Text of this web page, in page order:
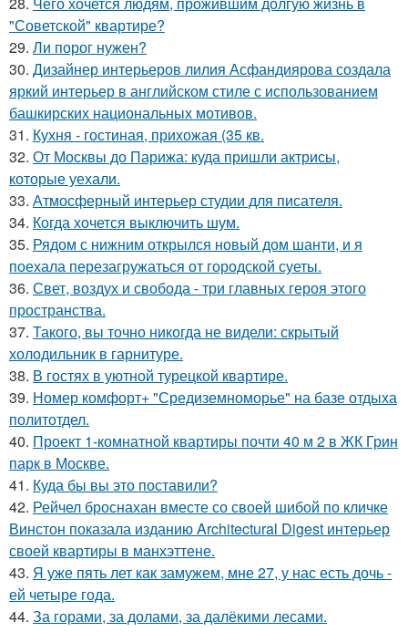
"Советской" квартире?
29. Ли порог нужен?
30. Дизайнер интерьеров лилия Асфандиярова создала
яркий интерьер в английском стиле с использованием
башкирских национальных мотивов.
31. Кухня - гостиная, прихожая (35 кв.
32. От Москвы до Парижа: куда пришли актрисы,
которые уехали.
33. Атмосферный интерьер студии для писателя.
34. Когда хочется выключить шум.
35. Рядом с нижним открылся новый дом шанти, и я
поехала перезагружаться от городской суеты.
36. Свет, воздух и свобода - три главных героя этого
пространства.
37. Такого, вы точно никогда не видели: скрытый
холодильник в гарнитуре.
38. В гостях в уютной турецкой квартире.
39. Номер комфорт+ "Средиземноморье" на базе отдыха
политотдел.
40. Проект 1-комнатной квартиры почти 40 м 2 в ЖК Грин
парк в Москве.
41. Куда бы вы это поставили?
42. Рейчел броснахан вместе со своей шибой по кличке
Винстон показала изданию Architectural Digest интерьер
своей квартиры в манхэттене.
43. Я уже пять лет как замужем, мне 27, у нас есть дочь -
ей четыре года.
44. За горами, за долами, за далёкими лесами.